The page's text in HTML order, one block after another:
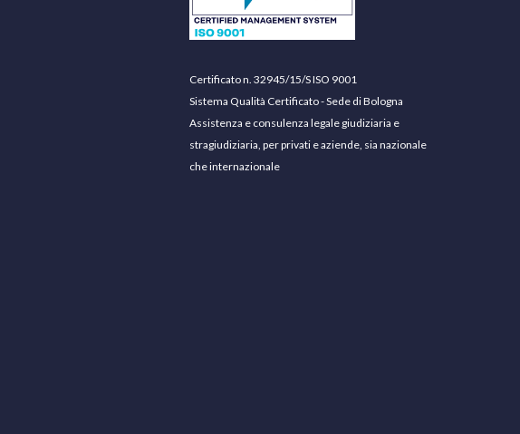
Certificato n. 32945/15/S ISO 9001
Sistema Qualità Certificato - Sede di Bologna
Assistenza e consulenza legale giudiziaria e
stragiudiziaria, per privati e aziende, sia nazionale
che internazionale